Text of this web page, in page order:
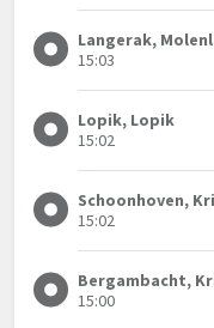
Langerak,
15:03
Lopik, Lopik
15:02
Schoonhoven,
15:02
Bergambacht,
15:00